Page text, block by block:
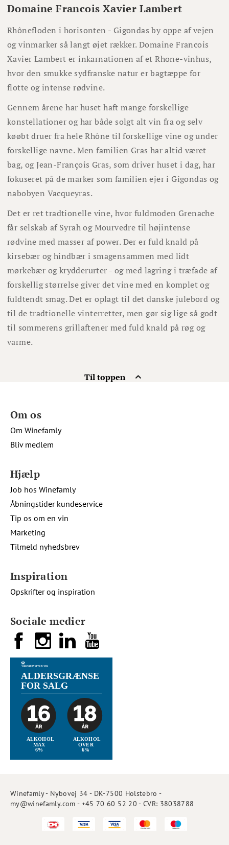
Til toppen
Domaine Francois Xavier Lambert
Rhônefloden i horisonten - Gigondas by oppe af vejen
og vinmarker så langt øjet rækker. Domaine Francois
Xavier Lambert er inkarnationen af et Rhone-vinhus,
hvor den smukke sydfranske natur er bagtæppe for
flotte og intense rødvine.
Gennem årene har huset haft mange forskellige
konstellationer og har både solgt alt vin fra og selv
køøbt druer fra hele Rhône til forskellige vine og under
forskellige navne. Men familien Gras har altid været
bag, og Jean-François Gras, som driver huset i dag, har
fokuseret på de marker som familien ejer i Gigondas og
nabobyen Vacqueyras.
Det er ret tradtionelle vine, hvor fuldmoden Grenache
får selskab af Syrah og Mourvedre til højintense
rødvine med masser af power. Der er fuld knald på
kirsebær og hindbær i smagensammen med lidt
mørkebær og krydderurter - og med lagring i træfade af
forskellig størrelse giver det vine med en komplet og
fuldtendt smag. Det er oplagt til det danske julebord og
til de tradtionelle vinterretter, men gør sig lige så godt
til sommerens grillaftener med fuld knald på røg og
varme.
Sociale medier
Om os
Om Winefamly
Bliv medlem
Hjælp
Job hos Winefamly
Åbningstider kundeservice
Tip os om en vin
Marketing
Tilmeld nyhedsbrev
Inspiration
Opskrifter og inspiration
Winefamly - Nybovej 34 - DK-7500 Holstebro -
my@winefamly.com - +45 70 60 52 20 - CVR: 38038788